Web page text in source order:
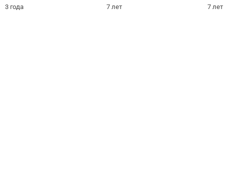
3 года 7 лет 7 лет